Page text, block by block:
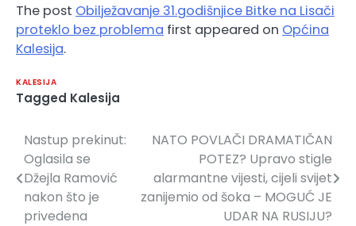
The post Obilježavanje 31.godišnjice Bitke na Lisači
proteklo bez problema first appeared on Općina
Kalesija.
KALESIJA
Tagged Kalesija
Navigacija
članaka
Nastup prekinut:
Oglasila se
Džejla Ramović
nakon što je
privedena
NATO POVLAČI DRAMATIČAN
POTEZ? Upravo stigle
alarmantne vijesti, cijeli svijet
zanijemio od šoka – MOGUĆ JE
UDAR NA RUSIJU?